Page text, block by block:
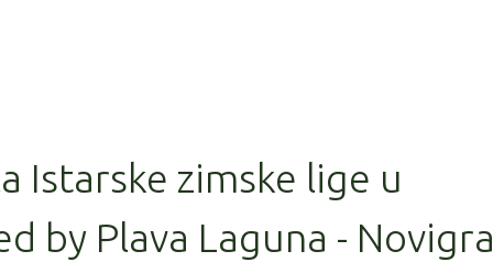
Istarske zimske lige u
by Plava Laguna -